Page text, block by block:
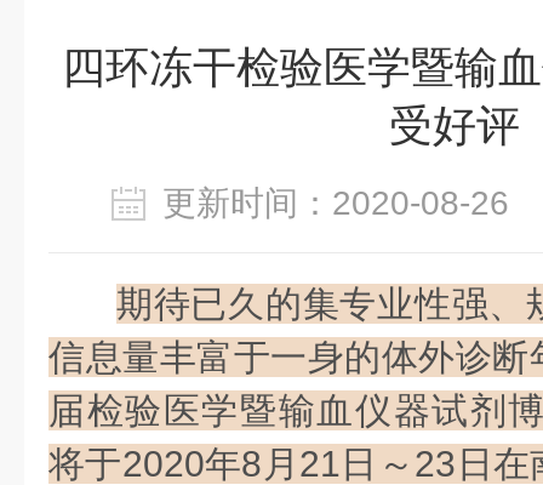
四环冻干检验医学暨输
受好评
更新时间：2020-08-
期待已久的集专业性强、
信息量丰富于一身的体外诊
届检验医学暨输血仪器试剂
将于2020年8月21日～23日